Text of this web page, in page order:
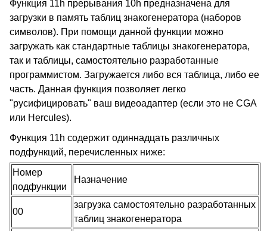
Функция 11h прерывания 10h предназначена для
загрузки в память таблиц знакогенератора (наборов
символов). При помощи данной функции можно
загружать как стандартные таблицы знакогенератора,
так и таблицы, самостоятельно разработанные
программистом. Загружается либо вся таблица, либо ее
часть. Данная функция позволяет легко
"русифицировать" ваш видеоадаптер (если это не CGA
или Hercules).
Функция 11h содержит одиннадцать различных
подфункций, перечисленных ниже:
Номер
подфункции
Назначение
00
загрузка самостоятельно разработанных
таблиц знакогенератора